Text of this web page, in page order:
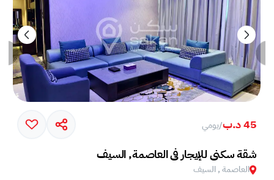
45 د.ب /يومي
شقة سكني للإيجار في العاصمة, السيف
العاصمة , السيف